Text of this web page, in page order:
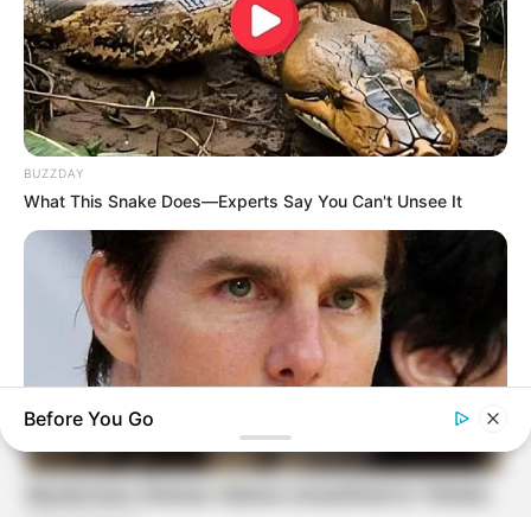
BUZZDAY
What This Snake Does—Experts Say You Can't Unsee It
Before You Go